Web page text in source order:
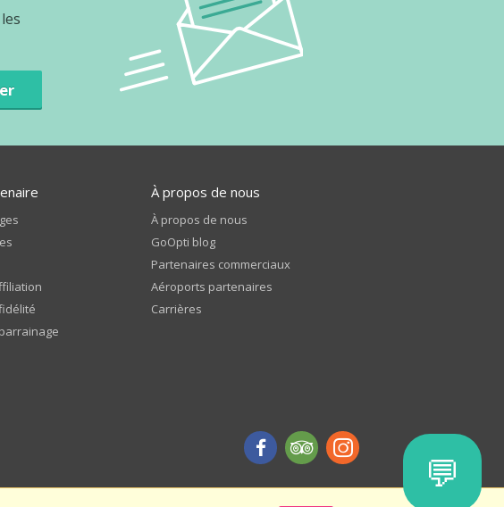
À propos de nous
À propos de nous
GoOpti blog
Partenaires commerciaux
Aéroports partenaires
Carrières
💬